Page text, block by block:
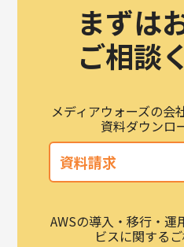
まずは
ご相談
メディアウォーズの会
資料ダウンロ
資料請求
AWSの導入・移行・運
ビスに関する